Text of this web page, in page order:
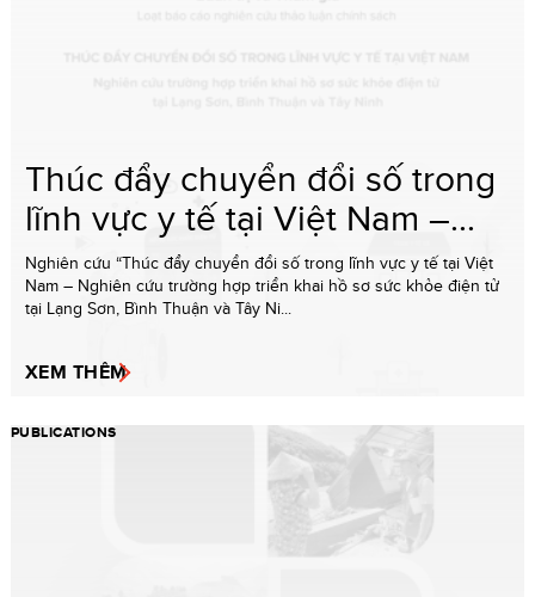
Thúc đẩy chuyển đổi số trong
lĩnh vực y tế tại Việt Nam –...
Nghiên cứu “Thúc đẩy chuyển đổi số trong lĩnh vực y tế tại Việt
Nam – Nghiên cứu trường hợp triển khai hồ sơ sức khỏe điện tử
tại Lạng Sơn, Bình Thuận và Tây Ni...
XEM THÊM
PUBLICATIONS